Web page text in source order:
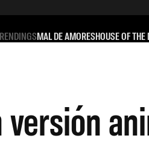
MAL DE AMORESHOUSE OF THE